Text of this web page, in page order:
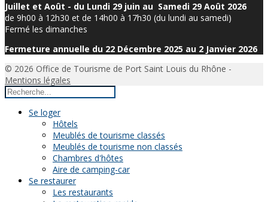
Juillet et Août - du Lundi 29 juin au Samedi 29 Août 2026
de 9h00 à 12h30 et de 14h00 à 17h30 (du lundi au samedi)
Fermé les dimanches
Fermeture annuelle du 22 Décembre 2025 au 2 Janvier 2026
© 2026 Office de Tourisme de Port Saint Louis du Rhône -
Mentions légales
Se loger
Hôtels
Meublés de tourisme classés
Meublés de tourisme non classés
Chambres d'hôtes
Aire de camping-car
Se restaurer
Les restaurants